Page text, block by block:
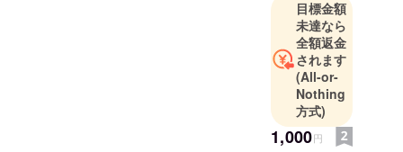
目標金額
未達なら
全額返金
されます
(All-or-
Nothing
方式)
1,000円